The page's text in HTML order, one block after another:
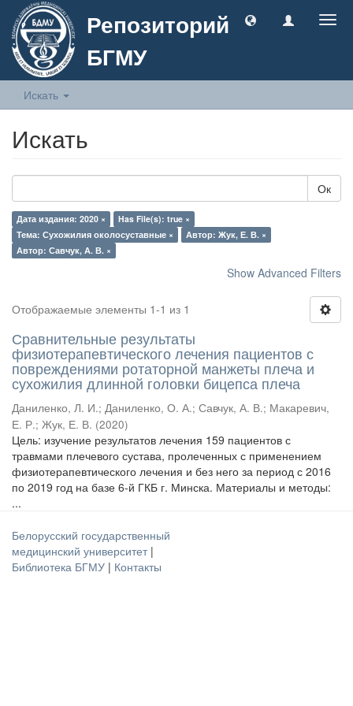
Репозиторий
БГМУ
Искать
Искать
Ок
Дата издания: 2020 ×
Has File(s): true ×
Тема: Сухожилия околосуставные ×
Автор: Жук, Е. В. ×
Автор: Савчук, А. В. ×
Show Advanced Filters
Отображаемые элементы 1-1 из 1
Сравнительные результаты
физиотерапевтического лечения пациентов с
повреждениями ротаторной манжеты плеча и
сухожилия длинной головки бицепса плеча
Даниленко, Л. И.; Даниленко, О. А.; Савчук, А. В.; Макаревич,
Е. Р.; Жук, Е. В. (2020)
Цель: изучение результатов лечения 159 пациентов с
травмами плечевого сустава, пролеченных с применением
физиотерапевтического лечения и без него за период с 2016
по 2019 год на базе 6-й ГКБ г. Минска. Материалы и методы:
...
Белорусский государственный
медицинский университет |
Библиотека БГМУ | Контакты